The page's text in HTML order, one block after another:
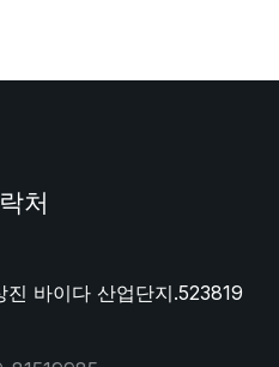
처
바이다 산업단지.523819